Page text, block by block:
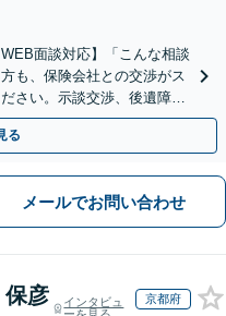
面談対応】「こんな相談
も、保険会社との交渉がス
さい。示談交渉、後遺障害
・夜間相談可】
る
メールでお問い合わせ
保彦
インタビュ
京都府